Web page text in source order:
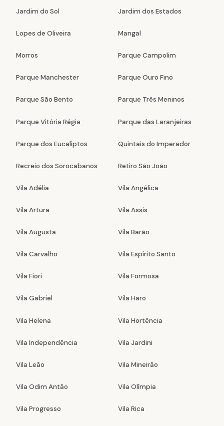
Jardim do Sol Jardim dos Estados
Lopes de Oliveira Mangal
Morros Parque Campolim
Parque Manchester Parque Ouro Fino
Parque São Bento Parque Três Meninos
Parque Vitória Régia Parque das Laranjeiras
Parque dos Eucaliptos Quintais do Imperador
Recreio dos Sorocabanos Retiro São João
Vila Adélia Vila Angélica
Vila Artura Vila Assis
Vila Augusta Vila Barão
Vila Carvalho Vila Espírito Santo
Vila Fiori Vila Formosa
Vila Gabriel Vila Haro
Vila Helena Vila Hortência
Vila Independência Vila Jardini
Vila Leão Vila Mineirão
Vila Odim Antão Vila Olímpia
Vila Progresso Vila Rica